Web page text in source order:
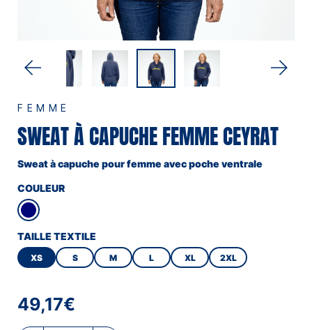
FEMME
SWEAT À CAPUCHE FEMME CEYRAT
Sweat à capuche pour femme avec poche ventrale
COULEUR
TAILLE TEXTILE
XS S M L XL 2XL
49,17€